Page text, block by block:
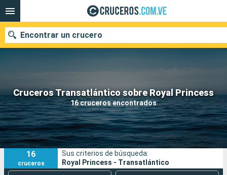
Cruceros Transatlántico sobre Royal Princess
16 cruceros encontrados
Encontrar un crucero
Nuestros destinos
Fecha de salida
Puertos Compañías
Buscar
16
cruceros
Sus criterios de búsqueda:
Royal Princess - Transatlántico